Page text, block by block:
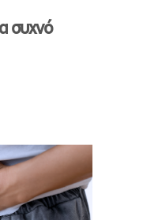
συχνό